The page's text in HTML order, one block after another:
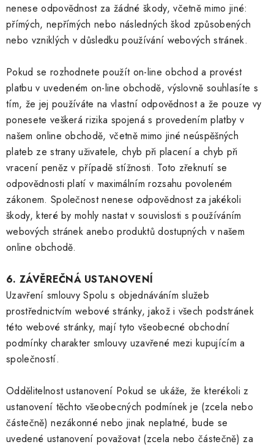
nenese odpovědnost za žádné škody, včetně mimo jiné:
přímých, nepřímých nebo následných škod způsobených
nebo vzniklých v důsledku používání webových stránek.
Pokud se rozhodnete použít on-line obchod a provést
platbu v uvedeném on-line obchodě, výslovně souhlasíte s
tím, že jej používáte na vlastní odpovědnost a že pouze vy
ponesete veškerá rizika spojená s provedením platby v
našem online obchodě, včetně mimo jiné neúspěšných
plateb ze strany uživatele, chyb při placení a chyb při
vracení peněz v případě stížnosti. Toto zřeknutí se
odpovědnosti platí v maximálním rozsahu povoleném
zákonem. Společnost nenese odpovědnost za jakékoli
škody, které by mohly nastat v souvislosti s používáním
webových stránek anebo produktů dostupných v našem
online obchodě.
6. ZÁVĚREČNÁ USTANOVENÍ
Uzavření smlouvy Spolu s objednáváním služeb
prostřednictvím webové stránky, jakož i všech podstránek
této webové stránky, mají tyto všeobecné obchodní
podmínky charakter smlouvy uzavřené mezi kupujícím a
společností.
Oddělitelnost ustanovení Pokud se ukáže, že kterékoli z
ustanovení těchto všeobecných podmínek je (zcela nebo
částečně) nezákonné nebo jinak neplatné, bude se
uvedené ustanovení považovat (zcela nebo částečně) za